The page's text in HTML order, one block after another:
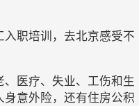
入职培训，去北京感受不
、医疗、失业、工伤和生
意外险，还有住房公积